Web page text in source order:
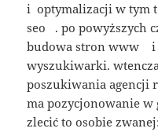
i optymalizacji w tym
seo . po powyższych
budowa stron www i
wyszukiwarki.
poszukiwania agencji
ma pozycjonowanie
zlecić to osobie